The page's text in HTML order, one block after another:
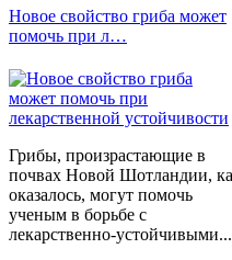
Новое свойство гриба может
помочь при л…
Грибы, произрастающие в
почвах Новой Шотландии,
оказалось, могут помочь
ученым в борьбе с
лекарственно-устойчивыми...